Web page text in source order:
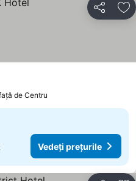
Distribuiți
de Centru
Vedeți prețurile